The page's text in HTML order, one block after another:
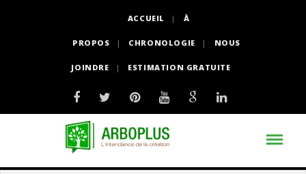
ACCUEIL À
PROPOS CHRONOLOGIE NOUS
JOINDRE ESTIMATION GRATUITE